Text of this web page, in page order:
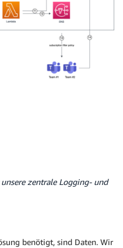
zentrale Logging- und
benötigt, sind Daten. Wir